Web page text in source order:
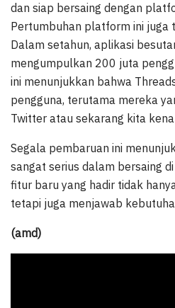
dan siap bersaing dengan
Pertumbuhan platform ini juga
Dalam setahun, aplikasi
mengumpulkan 200 juta
ini menunjukkan bahwa
pengguna, terutama mereka
Twitter atau sekarang kita
Segala pembaruan ini
sangat serius dalam bersaing
fitur baru yang hadir tidak
tetapi juga menjawab
(amd)